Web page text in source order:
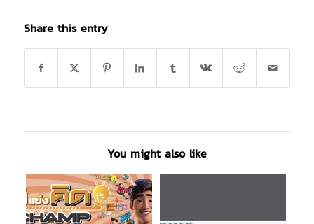
Share this entry
You might also like